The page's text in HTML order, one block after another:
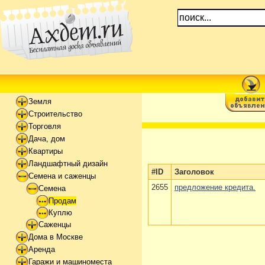
Земля
Строительство
Торговля
Дача, дом
Квартиры
Ландшафтный дизайн
Семена и саженцы
Семена
Продам
Куплю
Саженцы
Дома в Москве
Аренда
Гаражи и машиноместа
#ID
Заголовок
2655
предложение кредита.